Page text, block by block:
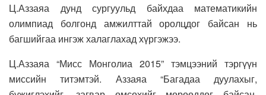
Ц.Аззаяа дунд сургуульд байхдаа математикийн
олимпиад болгонд амжилттай оролцдог байсан нь
багшийгаа ингэж халаглахад хүргэжээ.
Ц.Аззаяа “Мисс Монголиа 2015” тэмцээний тэргүүн
миссийн титэмтэй. Аззаяа “Багадаа дуулахыг,